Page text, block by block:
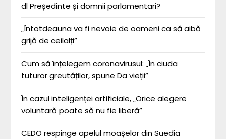
dl Președinte și domnii parlamentari?
„Întotdeauna va fi nevoie de oameni ca să aibă
grijă de ceilalți”
Cum să înțelegem coronavirusul: „În ciuda
tuturor greutăților, spune Da vieții”
În cazul inteligenței artificiale, „Orice alegere
voluntară poate să nu fie liberă”
CEDO respinge apelul moașelor din Suedia